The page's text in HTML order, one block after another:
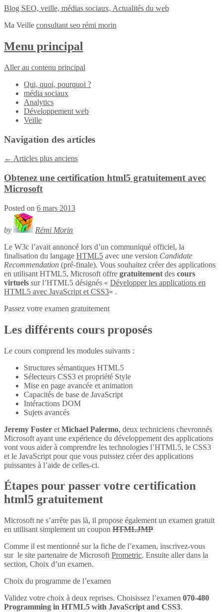
Blog SEO, veille, médias sociaux, Actualités du web
Ma Veille consultant seo rémi morin
Menu principal
Aller au contenu principal
Qui, quoi, pourquoi ?
média sociaux
Analytics
Développement web
Veille
Navigation des articles
← Articles plus anciens
Obtenez une certification html5 gratuitement avec
Microsoft
Posted on 6 mars 2013
by
Rémi Morin
Le W3c l’avait annoncé lors d’un communiqué officiel, la
finalisation du langage HTML5 avec une version Candidate
Recommendation (pré-finale). Vous souhaitez créer des applications
en utilisant HTML5, Microsoft offre gratuitement des cours
virtuels sur l’HTML5 désignés « Développer les applications en
HTML5 avec JavaScript et CSS3« .
Passez votre examen gratuitement
Les différents cours proposés
Le cours comprend les modules suivants :
Structures sémantiques HTML5
Sélecteurs CSS3 et propriété Style
Mise en page avancée et animation
Capacités de base de JavaScript
Intéractions DOM
Sujets avancés
Jeremy Foster et Michael Palermo, deux techniciens chevronnés
Microsoft ayant une expérience du développement des applications
vont vous aider à comprendre les technologies l’HTML5, le CSS3
et le JavaScript pour que vous puissiez créer des applications
puissantes à l’aide de celles-ci.
Étapes pour passer votre certification
html5 gratuitement
Microsoft ne s’arrête pas là, il propose également un examen gratuit
en utilisant simplement un coupon HTMLJMP
Comme il est mentionné sur la fiche de l’examen, inscrivez-vous
sur le site partenaire de Microsoft Prometric. Ensuite aller dans la
section, Choix d’un examen.
Choix du programme de l’examen
Validez votre choix à deux reprises. Choisissez l’examen 070-480
Programming in HTML5 with JavaScript and CSS3.